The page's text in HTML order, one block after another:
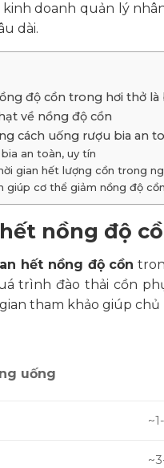
doanh quản lý
dài.
độ cồn trong hơi thở là
về nồng độ cồn
cách uống rượu bia an
an toàn, uy tín
gian hết lượng cồn trong
giúp cơ thể giảm nồng độ
nồng độ
hết nồng độ cồn
trình đào thải cồn
tham khảo giúp
uống